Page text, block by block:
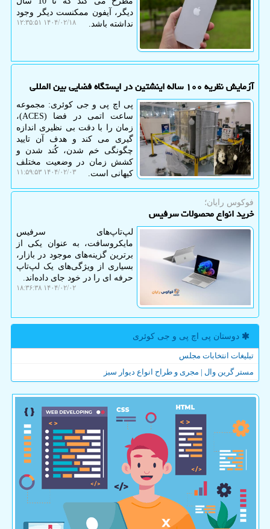
دیگر، آیفون ممکنست دیگر وجود
نداشته باشد.
۱۴۰۴/۰۲/۱۸ ۱۲:۳۵:۵۱
آزمایش نظریه ۱۰۰ ساله اینشتین در ایستگاه فضایی بین المللی
پی اچ پی و جی کوئری: مجموعه
ساعت اتمی در فضا (ACES)،
زمان را با دقت بی نظیری اندازه
گیری می کند و هدف آن تایید
چگونگی خم شدن، کُند شدن و
کشش زمان در وضعیت مختلف
کیهانی است.
۱۴۰۴/۰۲/۰۳ ۱۱:۵۹:۵۳
فوکوس رایان؛
خرید انواع محصولات سرفیس
لپ‌تاپ‌های سرفیس
مایکروسافت، به عنوان یکی از
برترین گزینه‌های موجود در بازار،
بسیاری از ویژگی‌های یک لپ‌تاپ
حرفه ای را در خود جای داده‌اند.
۱۴۰۴/۰۲/۰۲ ۱۸:۳۶:۳۸
دوستان پی اچ پی و جی كوئری
تبلیغات انتخابات مجلس
مستر گرین وال | مجری و طراح انواع دیوار سبز